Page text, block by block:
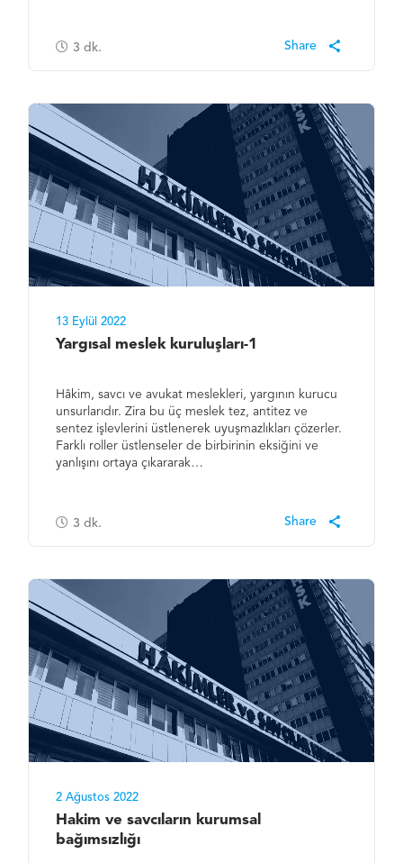
3 dk.
13 Eylül 2022
Yargısal meslek kuruluşları-1
Hâkim, savcı ve avukat meslekleri, yargının kurucu
unsurlarıdır. Zira bu üç meslek tez, antitez ve
sentez işlevlerini üstlenerek uyuşmazlıkları çözerler.
Farklı roller üstlenseler de birbirinin eksiğini ve
yanlışını ortaya çıkararak…
3 dk.
2 Ağustos 2022
Hakim ve savcıların kurumsal
bağımsızlığı